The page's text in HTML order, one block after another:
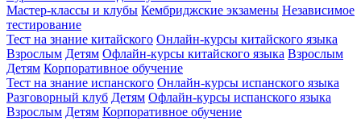
Мастер-классы и клубы Кембриджские экзамены Независимое
тестирование
Тест на знание китайского Онлайн-курсы китайского языка
Взрослым Детям Офлайн-курсы китайского языка Взрослым
Детям Корпоративное обучение
Тест на знание испанского Онлайн-курсы испанского языка
Разговорный клуб Детям Офлайн-курсы испанского языка
Взрослым Детям Корпоративное обучение